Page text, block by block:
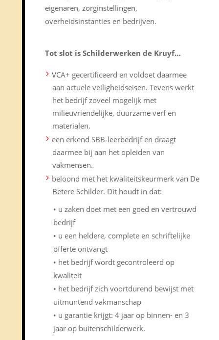
eigenaren, zorginstellingen,
overheidsinstanties en bedrijven.
Tot slot is Schilderwerken de Kruyf…
VCA+ gecertificeerd en voldoet daarmee
aan actuele veiligheidseisen. Tevens werkt
het bedrijf zoveel mogelijk met
milieuvriendelijke, duurzame verf en
materialen.
een erkend SBB-leerbedrijf en draagt
daarmee bij aan het opleiden van
vakmensen.
beloond met het kwaliteitskeurmerk van De
Betere Schilder. Dit houdt in dat:
• u zaken doet met een goed en vertrouwd
bedrijf
• u een heldere, complete en schriftelijke
offerte ontvangt
• het bedrijf wordt gecontroleerd op
kwaliteit
• het bedrijf zich voortdurend bewijst met
uitmuntend vakmanschap
• u garantie krijgt: 4 jaar op binnen- en 3
jaar op buitenschilderwerk.